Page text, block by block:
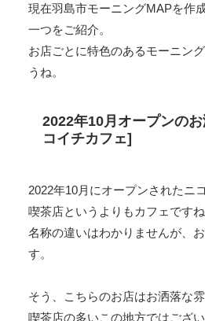
現在羽島市モーニングMAPを作
一つをご紹介。
お店ごとに特色のあるモーニン
うね。
2022年10月オープンの
コイチカフェ]
2022年10月にオープンされたニ
喫茶店というよりもカフェですね
名称の違いはわかりませんが、
す。
そう、こちらのお店はお洒落な
喫茶店の多いこの地方ではござ